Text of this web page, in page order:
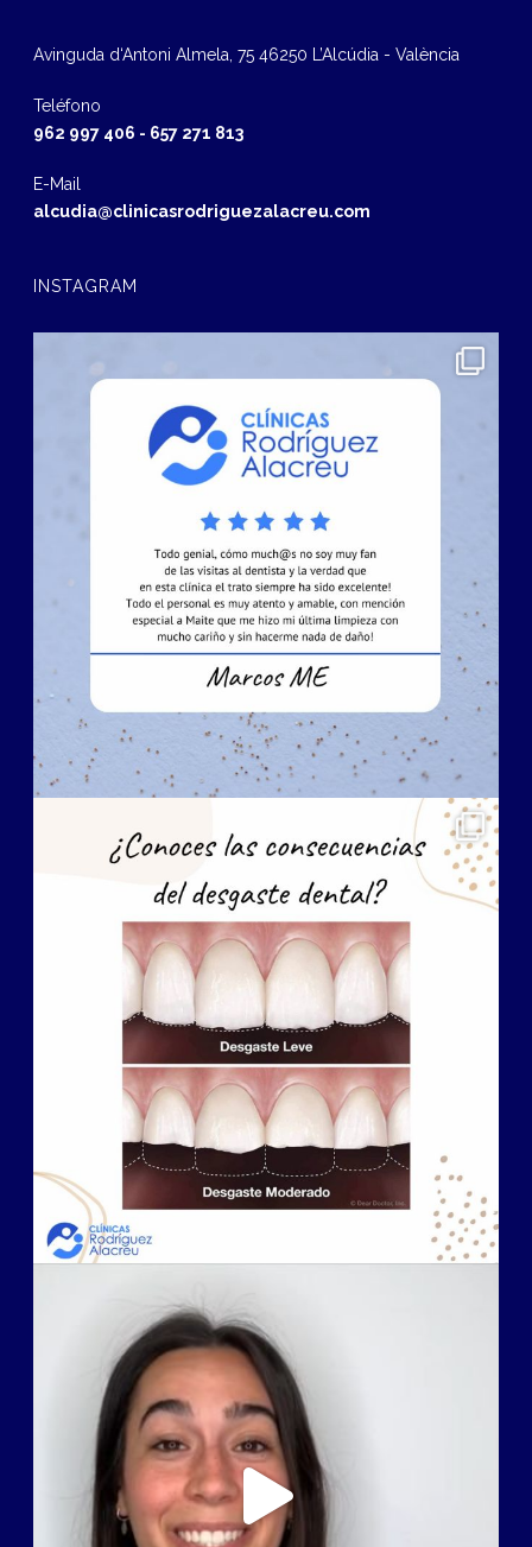
Avinguda d‘Antoni Almela, 75 46250 L’Alcúdia - València
Teléfono
962 997 406 - 657 271 813
E-Mail
alcudia@clinicasrodriguezalacreu.com
INSTAGRAM